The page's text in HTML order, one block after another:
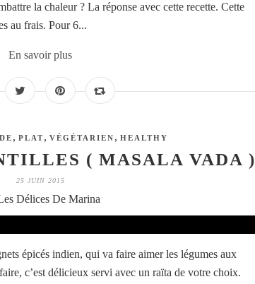
la chaleur ? La réponse avec cette recette. Cette
au frais. Pour 6...
En savoir plus
, PLAT, VÉGÉTARIEN , HEALTHY
( MASALA VADA )
25 JUIN 2015
Délices De Marina
épicés indien, qui va faire aimer les légumes aux
c’est délicieux servi avec un raïta de votre choix.